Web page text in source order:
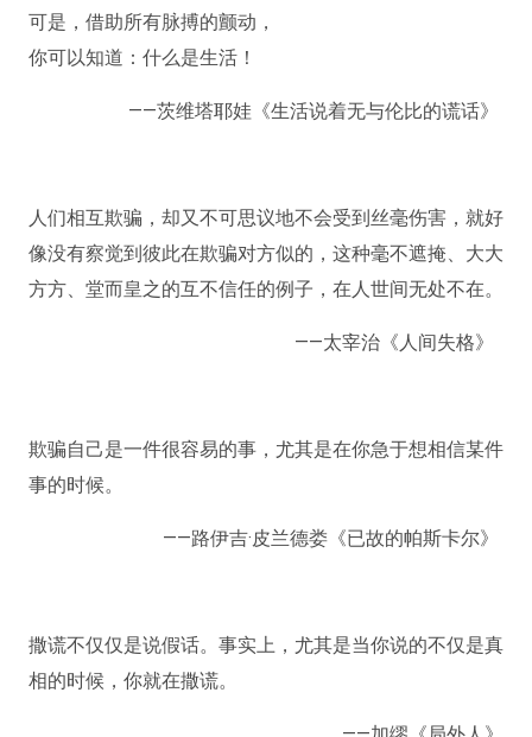
可是，借助所有脉搏的颤动，
你可以知道：什么是生活！
——茨维塔耶娃《生活说着无与伦比的谎话》
人们相互欺骗，却又不可思议地不会受到丝毫伤害，就好
像没有察觉到彼此在欺骗对方似的，这种毫不遮掩、大大
方方、堂而皇之的互不信任的例子，在人世间无处不在。
——太宰治《人间失格》 ​​ ​
欺骗自己是一件很容易的事，尤其是在你急于想相信某件
事的时候。
——路伊吉·皮兰德娄《已故的帕斯卡尔》 ​
撒谎不仅仅是说假话。事实上，尤其是当你说的不仅是真
相的时候，你就在撒谎。